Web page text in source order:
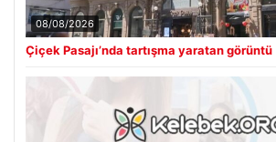
08/08/2026
Çiçek Pasajı’nda tartışma yaratan görüntü